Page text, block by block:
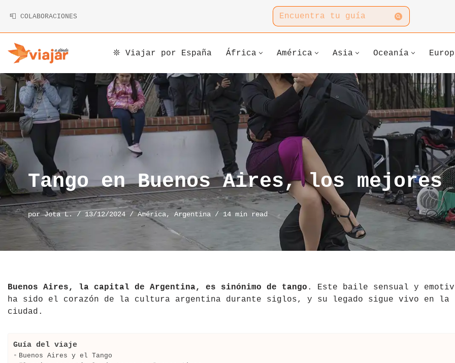
contenido
📮 COLABORACIONES
𖤓 Viajar por España África América
Argentina
Bolivia
Brasil
Canadá
Chile
Costa Rica
Cuba
El Salvador
Hawái
México
Paraguay
Asia
Armenia
Camboya
China
Corea
Indonesia
Irán
Japón
Jordania
La India
Madagascar
Maldivas
Oceanía
Alemania
Andorra
Austria
Bélgica
Bosnia y Herzegovina
Bulgaria
Chipre
Croacia
Escocia
Eslovenia
Finlandia
Tango en Buenos Aires, los mejores
porJota L. 13/12/2024 América, Argentina 14 min read
Buenos Aires, la capital de Argentina, es sinónimo de tango . Este baile sensual y
ha sido el corazón de la cultura argentina durante siglos, y su legado sigue vivo en la
ciudad.
Guía del viaje
Buenos Aires y el Tango